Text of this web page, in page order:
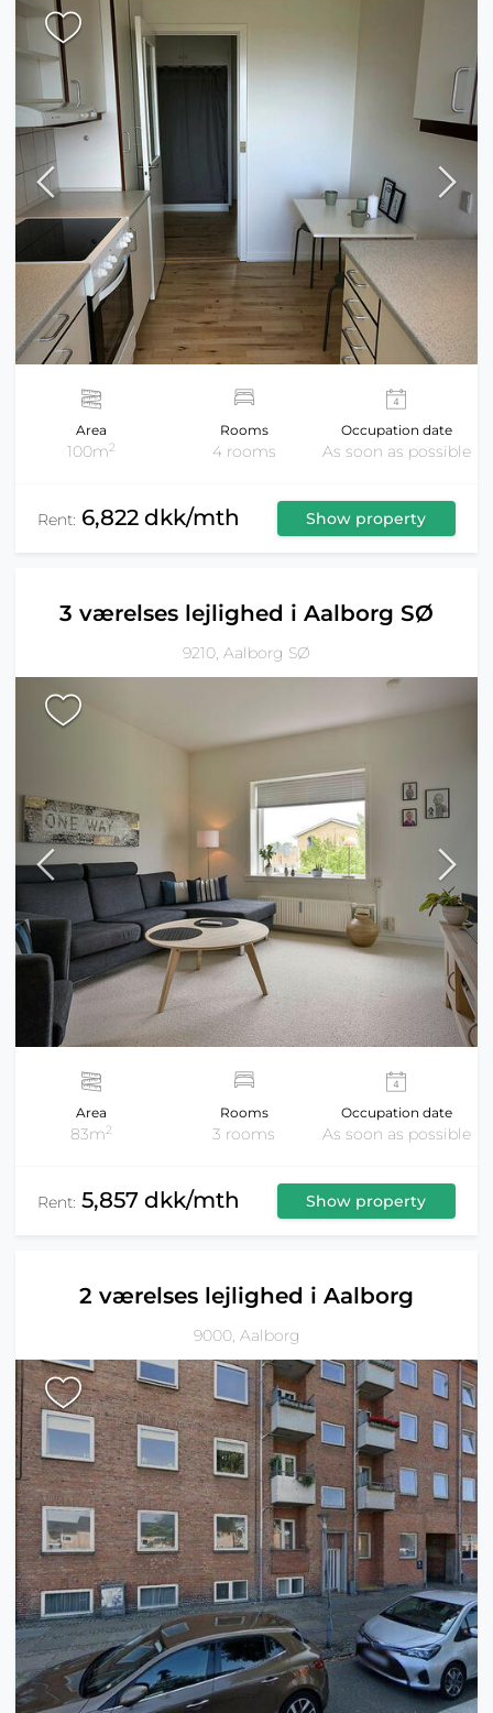
Area
100m2
Rooms
4 rooms
Occupation date
As soon as possible
Rent: 6,822 dkk/mth Show property
3 værelses lejlighed i Aalborg SØ
9210, Aalborg SØ
Area
83m2
Rooms
3 rooms
Occupation date
As soon as possible
Rent: 5,857 dkk/mth Show property
2 værelses lejlighed i Aalborg
9000, Aalborg